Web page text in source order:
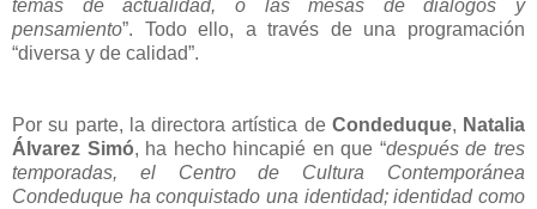
temas de actualidad, o las mesas de diálogos y
pensamiento”. Todo ello, a través de una programación
“diversa y de calidad”.
Por su parte, la directora artística de Condeduque, Natalia
Álvarez Simó, ha hecho hincapié en que “después de tres
temporadas, el Centro de Cultura Contemporánea
Condeduque ha conquistado una identidad; identidad como